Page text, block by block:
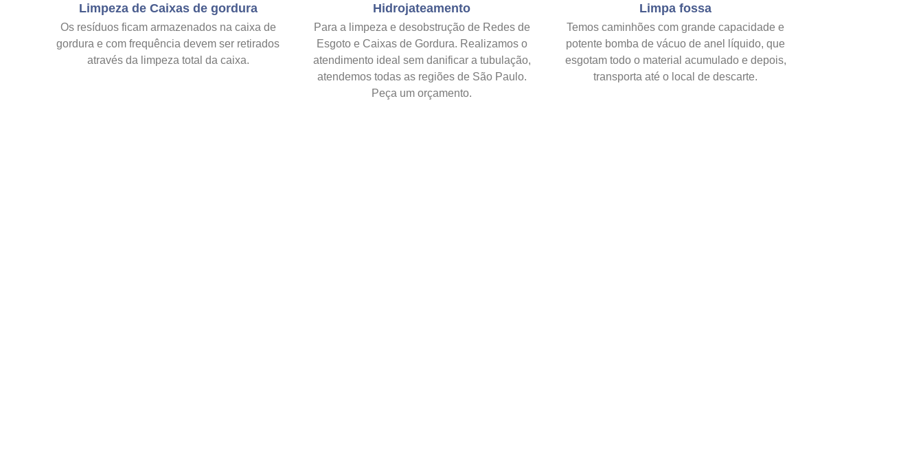
Limpeza de Caixas de gordura
Os resíduos ficam armazenados na caixa de
gordura e com frequência devem ser retirados
através da limpeza total da caixa.
Hidrojateamento
Para a limpeza e desobstrução de Redes de
Esgoto e Caixas de Gordura. Realizamos o
atendimento ideal sem danificar a tubulação,
atendemos todas as regiões de São Paulo.
Peça um orçamento.
Limpa fossa
Temos caminhões com grande capacidade e
potente bomba de vácuo de anel líquido, que
esgotam todo o material acumulado e depois,
transporta até o local de descarte.